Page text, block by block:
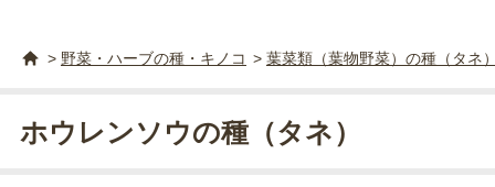
> 野菜・ハーブの種・キノコ > 葉菜類（葉物野菜）の種（タネ
ホウレンソウの種（タネ）